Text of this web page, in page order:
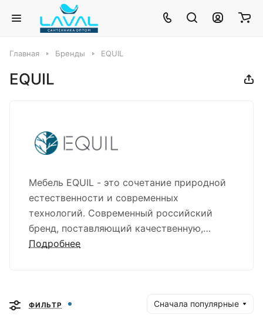
Главная Бренды EQUIL
EQUIL
Мебель EQUIL - это сочетание природной
естественности и современных
технологий. Современный российский
бренд, поставляющий качественную,
надежную и стильную мебель для ванных
новинки бренда EQUIL.
Подробнее
ФИЛЬТР Сначала популярные